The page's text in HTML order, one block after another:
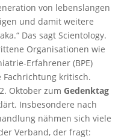
von lebenslangen
und damit weitere
Das sagt Scientology.
Organisationen wie
Erfahrener (BPE)
kritisch.
Oktober zum Gedenktag
Insbesondere nach
nähmen sich viele
Verband, der fragt: